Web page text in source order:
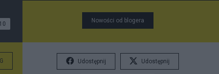
10 Nowości od blogera
Udostępnij Udostępnij